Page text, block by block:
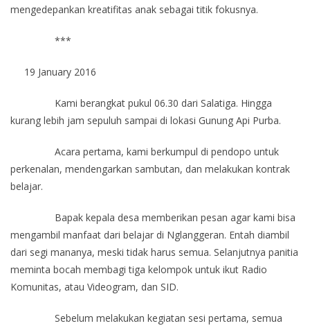
mengedepankan kreatifitas anak sebagai titik fokusnya.
***
19 January 2016
Kami berangkat pukul 06.30 dari Salatiga. Hingga
kurang lebih jam sepuluh sampai di lokasi Gunung Api Purba.
Acara pertama, kami berkumpul di pendopo untuk
perkenalan, mendengarkan sambutan, dan melakukan kontrak
belajar.
Bapak kepala desa memberikan pesan agar kami bisa
mengambil manfaat dari belajar di Nglanggeran. Entah diambil
dari segi mananya, meski tidak harus semua. Selanjutnya panitia
meminta bocah membagi tiga kelompok untuk ikut Radio
Komunitas, atau Videogram, dan SID.
Sebelum melakukan kegiatan sesi pertama, semua